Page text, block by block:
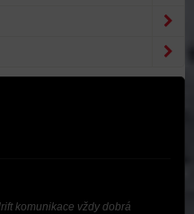
komunikace vždy dobrá